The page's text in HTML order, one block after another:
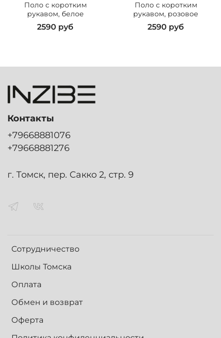
Поло с коротким
рукавом, белое
2590 руб
Поло с коротким
рукавом, розовое
2590 руб
Сотрудничество
Школы Томска
Оплата
Обмен и возврат
Оферта
Контакты
+79668881076
+79668881276
г. Томск, пер. Сакко 2, стр. 9